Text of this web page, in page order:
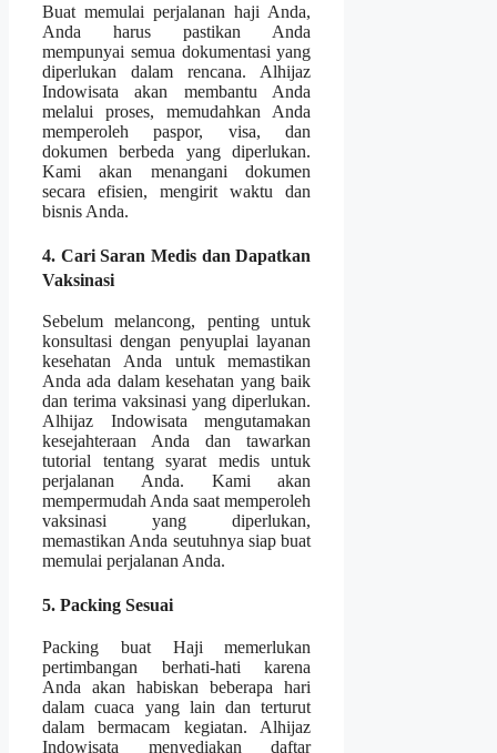
Buat memulai perjalanan haji Anda,
Anda harus pastikan Anda
mempunyai semua dokumentasi yang
diperlukan dalam rencana. Alhijaz
Indowisata akan membantu Anda
melalui proses, memudahkan Anda
memperoleh paspor, visa, dan
dokumen berbeda yang diperlukan.
Kami akan menangani dokumen
secara efisien, mengirit waktu dan
bisnis Anda.
4. Cari Saran Medis dan Dapatkan
Vaksinasi
Sebelum melancong, penting untuk
konsultasi dengan penyuplai layanan
kesehatan Anda untuk memastikan
Anda ada dalam kesehatan yang baik
dan terima vaksinasi yang diperlukan.
Alhijaz Indowisata mengutamakan
kesejahteraan Anda dan tawarkan
tutorial tentang syarat medis untuk
perjalanan Anda. Kami akan
mempermudah Anda saat memperoleh
vaksinasi yang diperlukan,
memastikan Anda seutuhnya siap buat
memulai perjalanan Anda.
5. Packing Sesuai
Packing buat Haji memerlukan
pertimbangan berhati-hati karena
Anda akan habiskan beberapa hari
dalam cuaca yang lain dan terturut
dalam bermacam kegiatan. Alhijaz
Indowisata menyediakan daftar